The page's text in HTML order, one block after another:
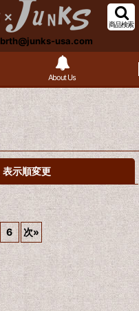
brth@junks-usa.com
商品検索
About Us
表示順変更
6 次»